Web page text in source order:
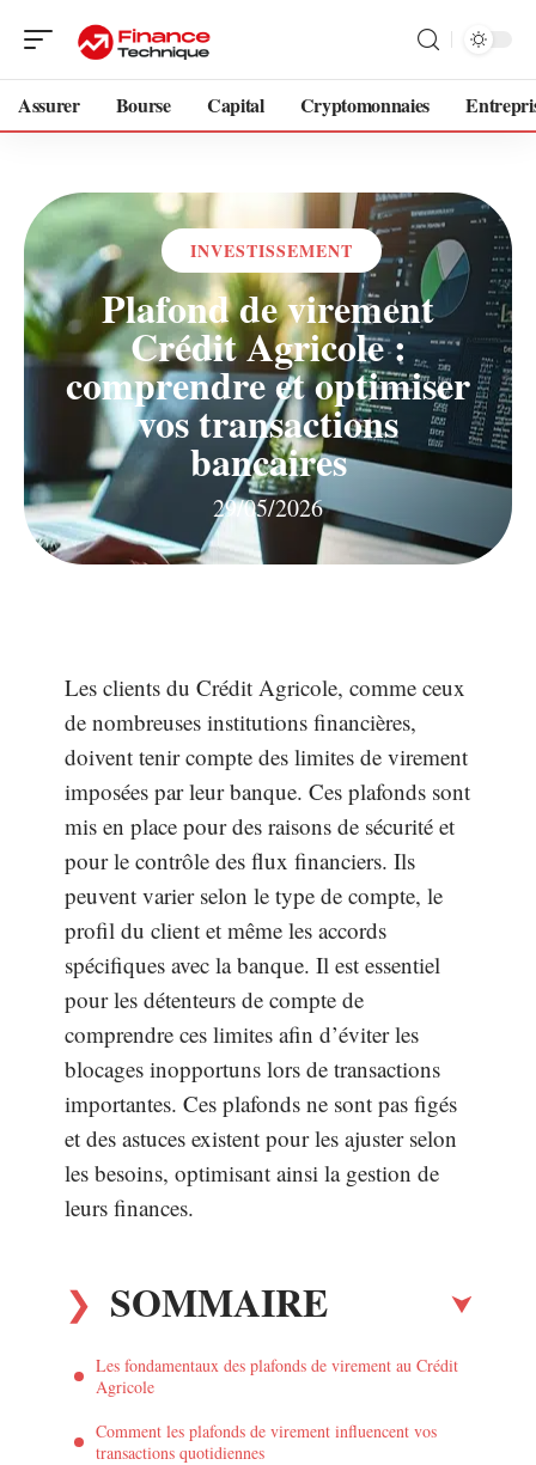
Assurer Bourse Capital Cryptomonnaies
INVESTISSEMENT
Plafond de virement
Crédit Agricole :
comprendre et optimiser
vos transactions
bancaires
29/05/2026
Les clients du Crédit Agricole, comme ceux
de nombreuses institutions financières,
doivent tenir compte des limites de virement
imposées par leur banque. Ces plafonds sont
mis en place pour des raisons de sécurité et
pour le contrôle des flux financiers. Ils
peuvent varier selon le type de compte, le
profil du client et même les accords
spécifiques avec la banque. Il est essentiel
pour les détenteurs de compte de
comprendre ces limites afin d’éviter les
blocages inopportuns lors de transactions
importantes. Ces plafonds ne sont pas figés
et des astuces existent pour les ajuster selon
les besoins, optimisant ainsi la gestion de
leurs finances.
SOMMAIRE
Les fondamentaux des plafonds de virement au Crédit
Agricole
Comment les plafonds de virement influencent vos
transactions quotidiennes